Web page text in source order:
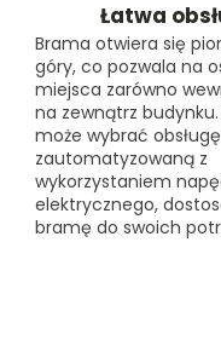
Łatwa
Brama otwiera się
góry, co pozwala na
miejsca zarówno
na zewnątrz
może wybrać
zautomatyzowaną z
wykorzystaniem
elektrycznego,
bramę do swoich